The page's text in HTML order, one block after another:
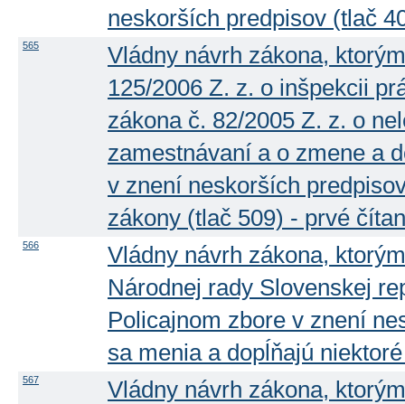
neskorších predpisov (tlač
565
Vládny návrh zákona,
125/2006 Z. z. o inšpekcii
zákona č. 82/2005 Z. z. o
zamestnávaní a o zmene a
v znení neskorších
zákony (tlač 509) - prvé
566
Vládny návrh zákona,
Národnej rady Slovenskej
Policajnom zbore v znení
sa menia a dopĺňajú
567
Vládny návrh zákona,